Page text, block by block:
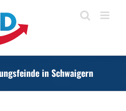
in Schwaigern